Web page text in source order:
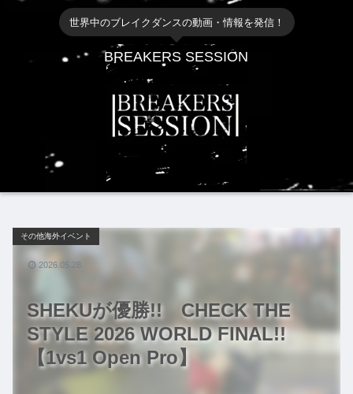
世界中のブレイクダンスの動画・情報を発信！
BREAKERS SESSION
SHEKUが優勝!! CHECK THE
STYLE 2026 WORLD FINAL!!
【1vs1 Open Pro】
その他海外イベント
2026.05.28